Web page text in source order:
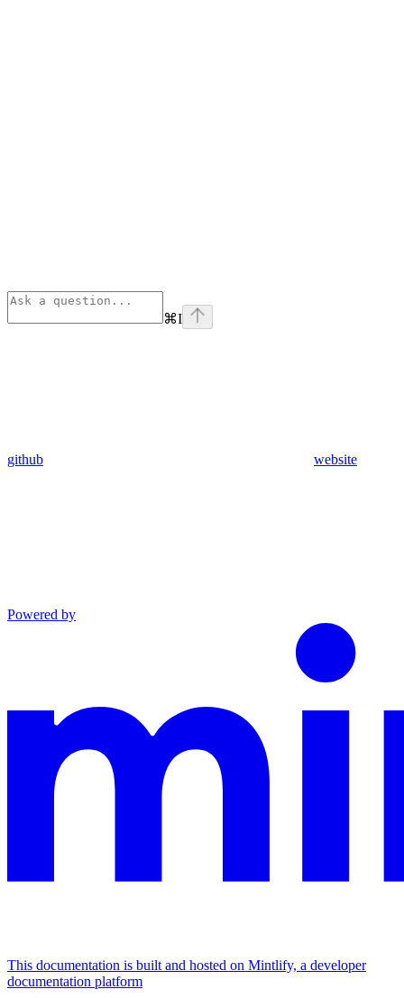
⌘I
github website
Powered by
This documentation is built and hosted on Mintlify, a developer
documentation platform